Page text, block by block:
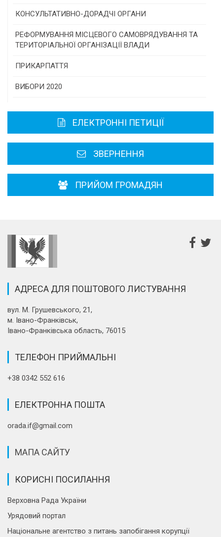
Програми/конкурси МТД
КОНСУЛЬТАТИВНО-ДОРАДЧІ ОРГАНИ
Консультативна рада
РЕФОРМУВАННЯ МІСЦЕВОГО САМОВРЯДУВАННЯ ТА
ТЕРИТОРІАЛЬНОЇ ОРГАНІЗАЦІЇ ВЛАДИ
ПРИКАРПАТТЯ
Історична довідка
Районні, міські ради
ВИБОРИ 2020
ЕЛЕКТРОННІ ПЕТИЦІЇ
ЗВЕРНЕННЯ
ПРИЙОМ ГРОМАДЯН
АДРЕСА ДЛЯ ПОШТОВОГО ЛИСТУВАННЯ
вул. М. Грушевського, 21,
м. Івано-Франківськ,
Івано-Франківська область, 76015
ТЕЛЕФОН ПРИЙМАЛЬНІ
+38 0342 552 616
ЕЛЕКТРОННА ПОШТА
orada.if@gmail.com
МАПА САЙТУ
КОРИСНІ ПОСИЛАННЯ
Верховна Рада України
Урядовий портал
Національне агентство з питань запобігання корупції